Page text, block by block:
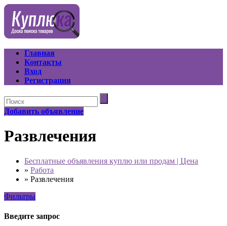
Главная
Контакты
Вход
Регистрация
Добавить объявление
Развлечения
Бесплатные объявления куплю или продам | Цена
» Работа
» Развлечения
Фильтры
Введите запрос